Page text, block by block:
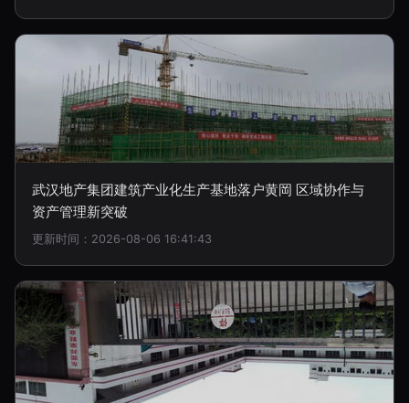
武汉地产集团建筑产业化生产基地落户黄岡 区域协作与
资产管理新突破
更新时间：2026-08-06 16:41:43